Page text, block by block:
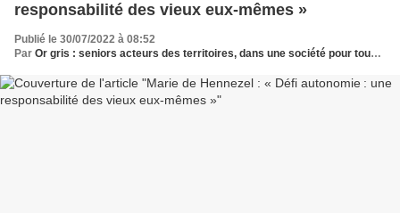
responsabilité des vieux eux-mêmes »
Publié le 30/07/2022 à 08:52
Par Or gris : seniors acteurs des territoires, dans une société pour tous les âges